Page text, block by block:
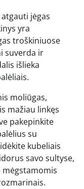
jėgas
yra
troškiniuose
suverda ir
išlieka
moliūgas,
mažiau linkęs
pakepinkite
su
kubeliais
savo sultyse,